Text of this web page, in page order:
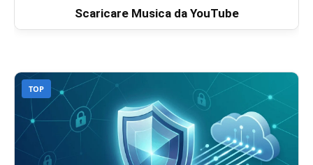
Scaricare Musica da YouTube
TOP